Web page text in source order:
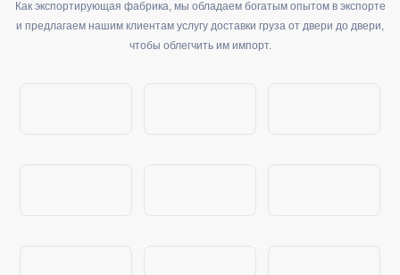
Как экспортирующая фабрика, мы обладаем богатым опытом в экспорте
и предлагаем нашим клиентам услугу доставки груза от двери до двери,
чтобы облегчить им импорт.